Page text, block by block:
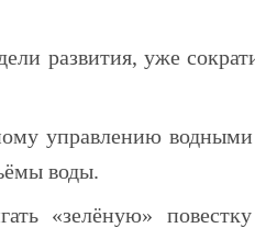
развития, уже
управлению
воды.
«зелёную»